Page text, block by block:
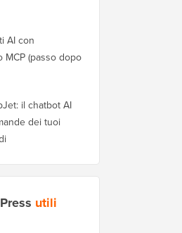
AI con
MCP (passo dopo
il chatbot AI
dei tuoi
utili